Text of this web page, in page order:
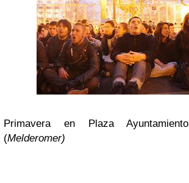
Primavera en Plaza
(Melderomer)